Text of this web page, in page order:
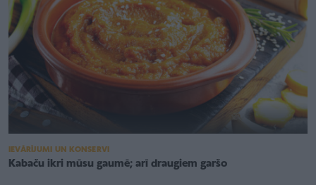
IEVĀRĪJUMI UN KONSERVI
Kabaču ikri mūsu gaumē; arī draugiem garšo